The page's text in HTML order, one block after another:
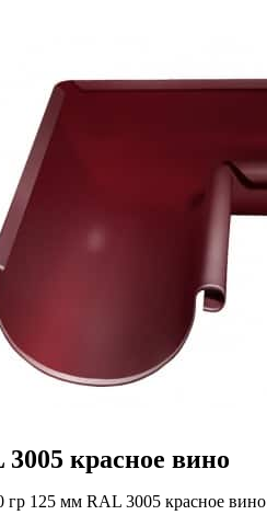
красное вино
125 мм RAL 3005 красное вино